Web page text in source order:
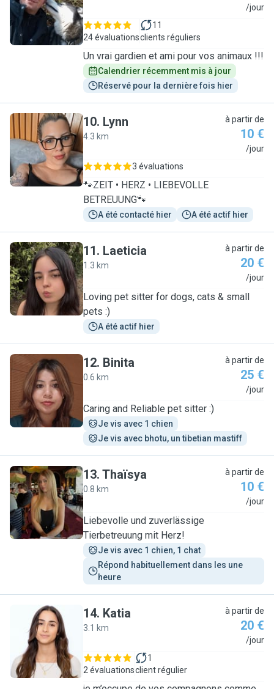
E /jour
24 évaluations
11
clients réguliers
Un vrai gardien et ami pour vos animaux !!!
Calendrier récemment mis à jour
Réservé pour la dernière fois hier
L
10. Lynn
4.3 km
à partir de
10 €
/jour
3 évaluations
🐾ZEIT • HERZ • LIEBEVOLLE
BETREUUNG🐾
A été contacté hier A été actif hier
L
11. Laeticia
1.3 km
à partir de
20 €
/jour
Loving pet sitter for dogs, cats & small
pets :)
A été actif hier
B
12. Binita
0.6 km
à partir de
25 €
/jour
Caring and Reliable pet sitter :)
Je vis avec 1 chien
Je vis avec bhotu, un tibetian mastiff
T
13. Thaïsya
0.8 km
à partir de
10 €
/jour
Liebevolle und zuverlässige
Tierbetreuung mit Herz!
Je vis avec 1 chien, 1 chat
Répond habituellement dans les une
heure
K
14. Katia
3.1 km
à partir de
20 €
/jour
2 évaluations
1
client régulier